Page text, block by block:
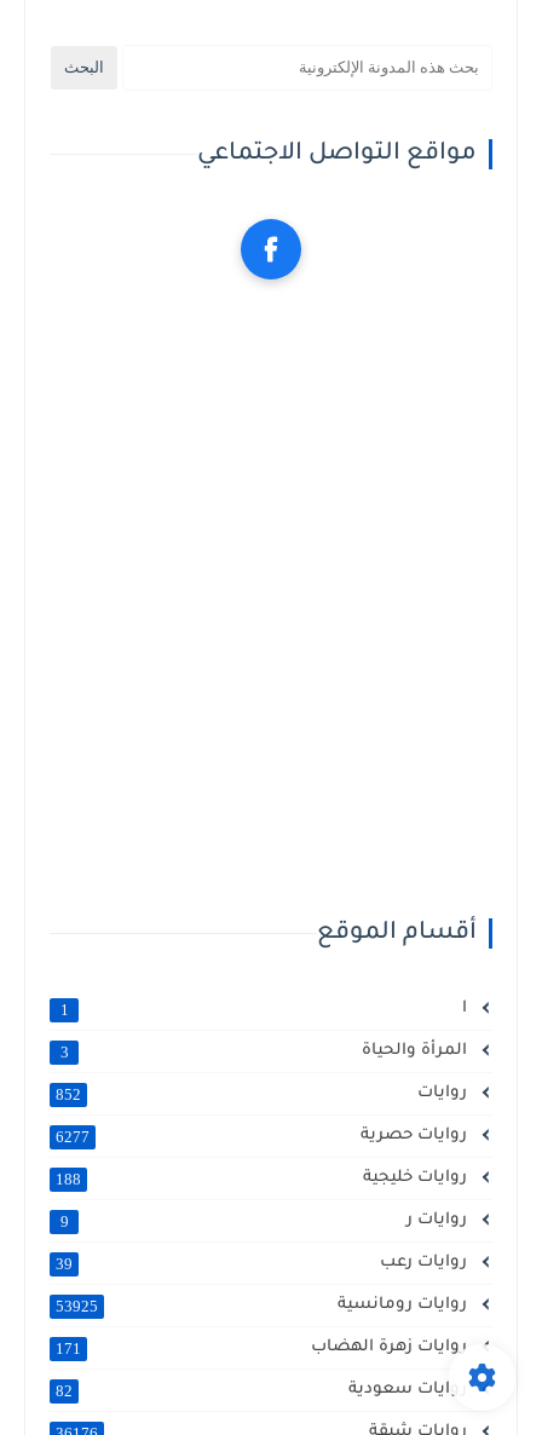
مواقع التواصل الاجتماعي
أقسام الموقع
ا 1
المرأة والحياة 3
روايات 852
روايات حصرية 6277
روايات خليجية 188
روايات ر 9
روايات رعب 39
روايات رومانسية 53925
روايات زهرة الهضاب 171
روايات سعودية 82